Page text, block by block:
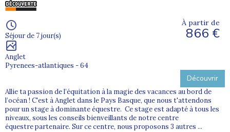
Séjour de 7 jour(s)
Anglet
Pyrenees-atlantiques - 64
À partir de
866 €
Découvrir
Allie ta passion de l’équitation à la magie des vacances au bord de
l’océan ! C'est à Anglet dans le Pays Basque, que nous t'attendons
pour un stage à dominante équestre. Ce stage est adapté à tous les
niveaux, sous les conseils bienveillants de notre centre
équestre partenaire. Sur ce centre, nous proposons 3 autres ...